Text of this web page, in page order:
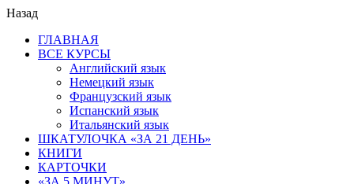
Назад
ГЛАВНАЯ
ВСЕ КУРСЫ
Английский язык
Немецкий язык
Французский язык
Испанский язык
Итальянский язык
ШКАТУЛОЧКА «ЗА 21 ДЕНЬ»
КНИГИ
КАРТОЧКИ
«ЗА 5 МИНУТ»